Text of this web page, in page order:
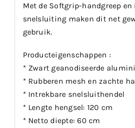
Met de Softgrip-handgreep
snelsluiting maken dit net
gebruik.
Producteigenschappen :
* Zwart geanodiseerde
* Rubberen mesh en zachte
* Intrekbare snelsluithendel
* Lengte hengsel: 120 cm
* Netto diepte: 60 cm